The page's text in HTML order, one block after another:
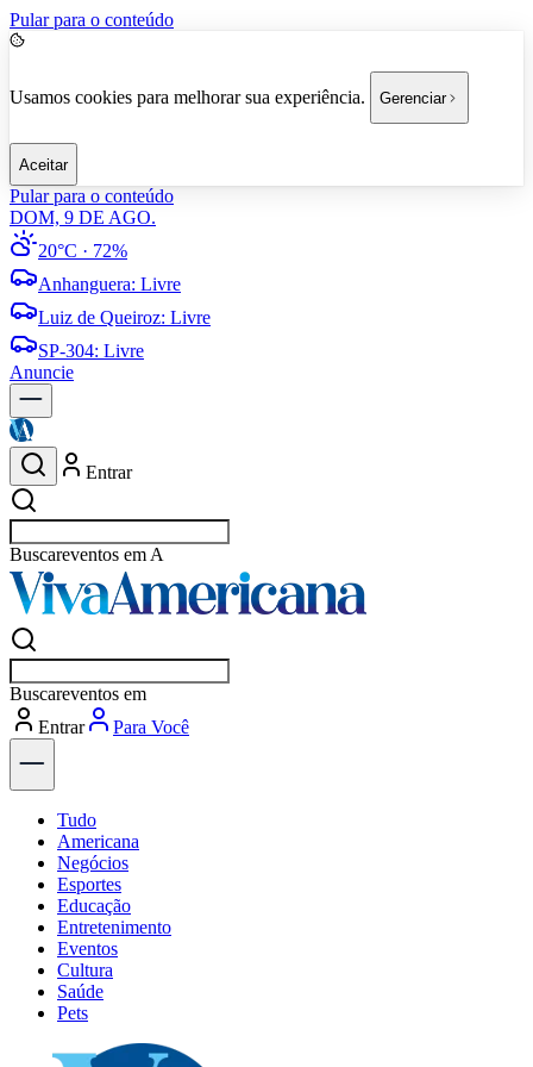
Pular para o conteúdo
Usamos cookies para melhorar sua experiência. Gerenciar
Aceitar
Pular para o conteúdo
DOM, 9 DE AGO.
20°C · 72%
Anhanguera: Livre
Luiz de Queiroz: Livre
SP-304: Livre
Anuncie
Entrar
Buscarvagas
Buscarvagas
Entrar
Para Você
Tudo
Americana
Negócios
Esportes
Educação
Entretenimento
Eventos
Cultura
Saúde
Pets
Explore Tudo